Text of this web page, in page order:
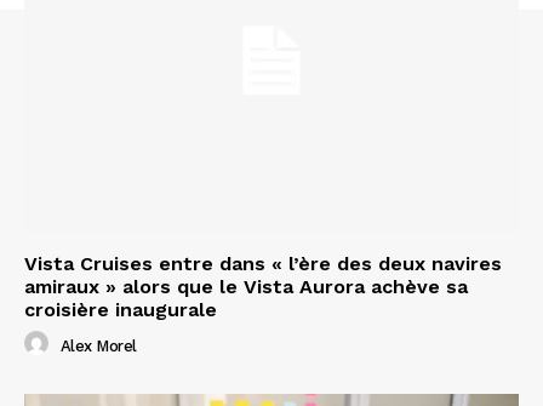
Vista Cruises entre dans « l’ère des deux navires
amiraux » alors que le Vista Aurora achève sa
croisière inaugurale
Alex Morel